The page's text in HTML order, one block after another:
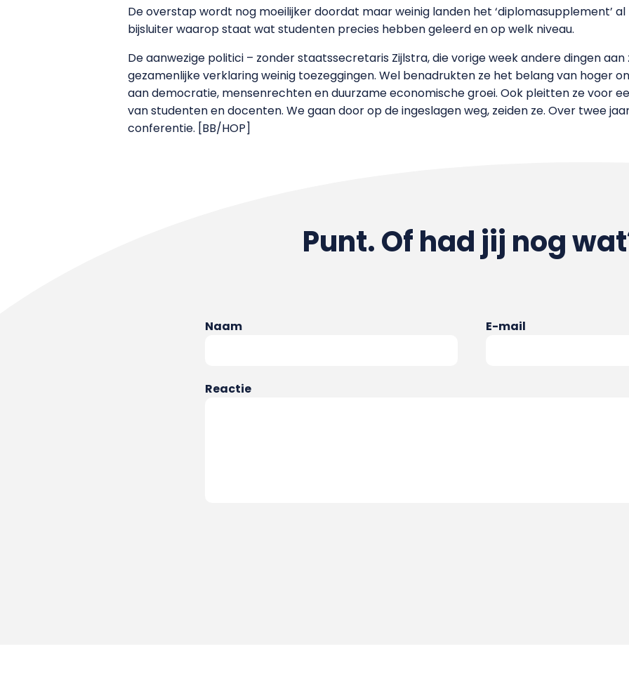
De overstap wordt nog moeilijker doordat maar weinig landen het ‘diplomasupplement’
bijsluiter waarop staat wat studenten precies hebben geleerd en op welk niveau.
De aanwezige politici – zonder staatssecretaris Zijlstra, die vorige week andere dingen aan
gezamenlijke verklaring weinig toezeggingen. Wel benadrukten ze het belang van hoger
aan democratie, mensenrechten en duurzame economische groei. Ook pleitten ze voor
van studenten en docenten. We gaan door op de ingeslagen weg, zeiden ze. Over twee
conferentie. [BB/HOP]
Punt. Of had jij nog
Naam E-mail
Reactie